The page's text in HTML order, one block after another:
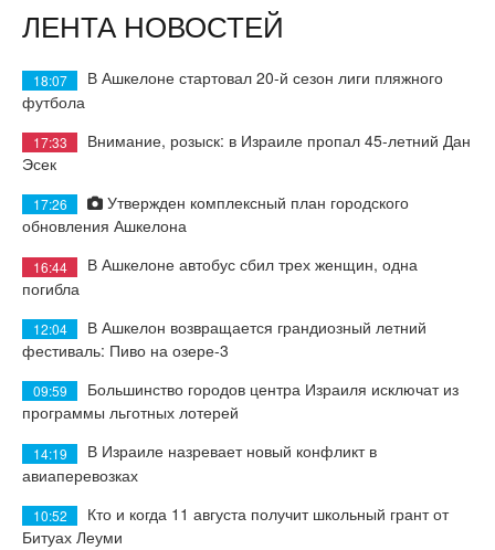
ЛЕНТА НОВОСТЕЙ
18:07
В Ашкелоне стартовал 20-й сезон лиги пляжного
футбола
17:33
Внимание, розыск: в Израиле пропал 45-летний Дан
Эсек
17:26
Утвержден комплексный план городского
обновления Ашкелона
16:44
В Ашкелоне автобус сбил трех женщин, одна
погибла
12:04
В Ашкелон возвращается грандиозный летний
фестиваль: Пиво на озере-3
09:59
Большинство городов центра Израиля исключат из
программы льготных лотерей
14:19
В Израиле назревает новый конфликт в
авиаперевозках
10:52
Кто и когда 11 августа получит школьный грант от
Битуах Леуми